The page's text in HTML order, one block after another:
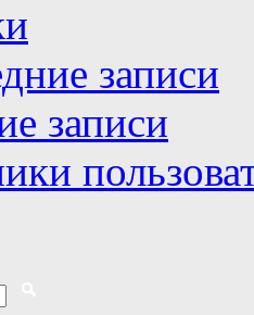
записи
записи